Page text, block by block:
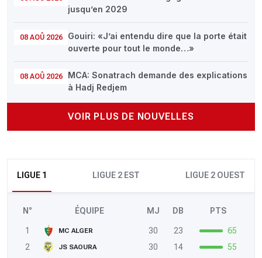
jusqu’en 2029
08 AOÛ 2026
Gouiri: «J’ai entendu dire que la porte était
ouverte pour tout le monde…»
08 AOÛ 2026
MCA: Sonatrach demande des explications
à Hadj Redjem
VOIR PLUS DE NOUVELLES
LIGUE 1 LIGUE 2 EST LIGUE 2 OUEST
N° ÉQUIPE MJ DB PTS
1 MC ALGER 30 23
65
2
JS SAOURA 30 14
55